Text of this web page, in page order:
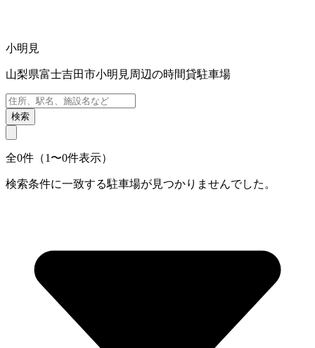
小明見
山梨県富士吉田市小明見周辺の時間貸駐車場
検索
全0件（1〜0件表示）
検索条件に一致する駐車場が見つかりませんでした。